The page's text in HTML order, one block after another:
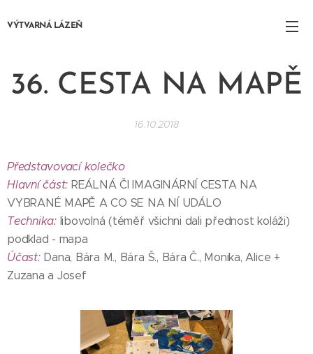
VÝTVARNÁ LÁZEŇ
36. CESTA NA MAPĚ
16.10.2018
Představovací kolečko
Hlavní část: REÁLNÁ ČI IMAGINÁRNÍ CESTA NA
VYBRANÉ MAPĚ A CO SE NA NÍ UDÁLO
Technika:libovolná (téměř všichni dali přednost koláži)
podklad - mapa
Účast:Dana, Bára M., Bára Š., Bára Č., Monika, Alice +
Zuzana a Josef